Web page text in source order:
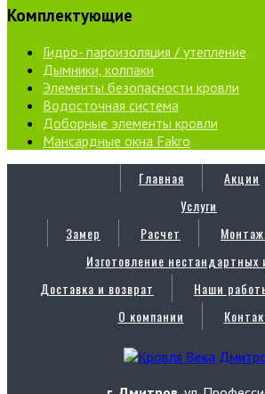
Комплектующие
Гидро- пароизоляция / утепление
Дымники, колпаки
Элементы безопасности кровли
Водосточная система
Доборные элементы кровли
Мансардные окна Fakro
Главная
Акции
Услуги
Замер
Расчет
Изготовление нестандартных
Доставка и возврат
Наши
О компании